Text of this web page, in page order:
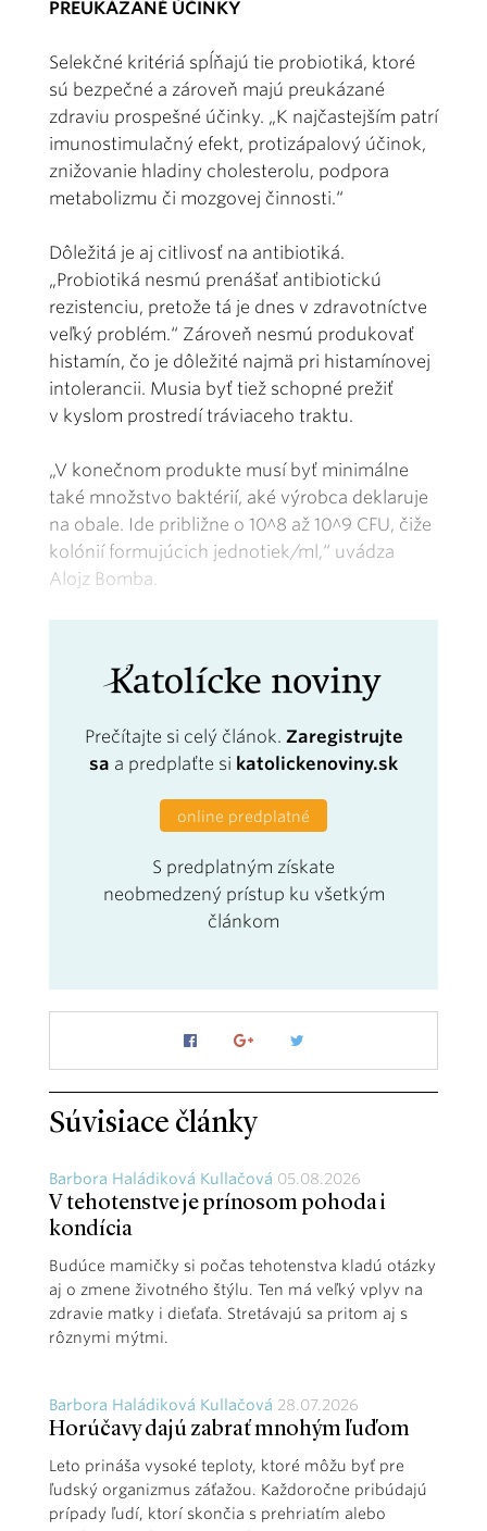
PREUKÁZANÉ ÚČINKY
Selekčné kritériá spĺňajú tie probiotiká, ktoré
sú bezpečné a zároveň majú preukázané
zdraviu prospešné účinky. „K najčastejším patrí
imunostimulačný efekt, protizápalový účinok,
znižovanie hladiny cholesterolu, podpora
metabolizmu či mozgovej činnosti.“
Dôležitá je aj citlivosť na antibiotiká.
„Probiotiká nesmú prenášať antibiotickú
rezistenciu, pretože tá je dnes v zdravotníctve
veľký problém.“ Zároveň nesmú produkovať
histamín, čo je dôležité najmä pri histamínovej
intolerancii. Musia byť tiež schopné prežiť
v kyslom prostredí tráviaceho traktu.
„V konečnom produkte musí byť minimálne
také množstvo baktérií, aké výrobca deklaruje
na obale. Ide približne o 10^8 až 10^9 CFU, čiže
kolónií formujúcich jednotiek/ml,“ uvádza
Alojz Bomba.
Prečítajte si celý článok. Zaregistrujte
sa a predplaťte si katolickenoviny.sk
online predplatné
S predplatným získate
neobmedzený prístup ku všetkým
článkom
Súvisiace články
Barbora Haládiková Kullačová 05.08.2026
V tehotenstve je prínosom pohoda i
kondícia
Budúce mamičky si počas tehotenstva kladú otázky
aj o zmene životného štýlu. Ten má veľký vplyv na
zdravie matky i dieťaťa. Stretávajú sa pritom aj s
rôznymi mýtmi.
Barbora Haládiková Kullačová 28.07.2026
Horúčavy dajú zabrať mnohým ľuďom
Leto prináša vysoké teploty, ktoré môžu byť pre
ľudský organizmus záťažou. Každoročne pribúdajú
prípady ľudí, ktorí skončia s prehriatím alebo